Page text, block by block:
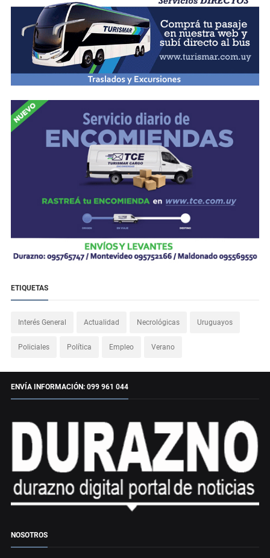
ETIQUETAS
Interés General Actualidad Necrológicas Uruguayos
Policiales Política Empleo Verano
ENVÍA INFORMACIÓN: 099 961 044
NOSOTROS